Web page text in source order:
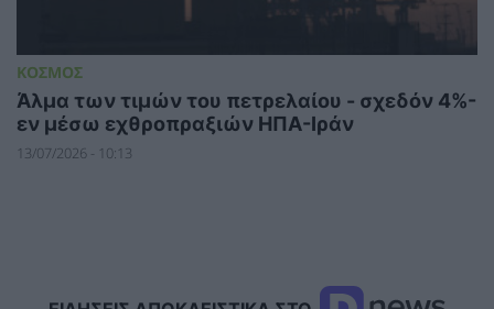
ΚΟΣΜΟΣ
Άλμα των τιμών του πετρελαίου - σχεδόν 4%-
εν μέσω εχθροπραξιών ΗΠΑ-Ιράν
13/07/2026 - 10:13